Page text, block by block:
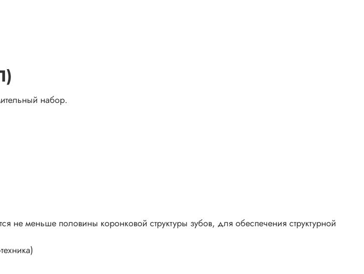
набор.
не меньше половины коронковой структуры зубов, для обеспечения структурной